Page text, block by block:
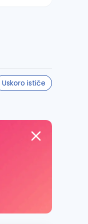
Uskoro ističe